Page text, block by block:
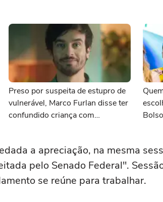
Preso por suspeita de estupro de
vulnerável, Marco Furlan disse ter
confundido criança com
a apreciação, na mesma
pelo Senado Federal".
se reúne para trabalhar.